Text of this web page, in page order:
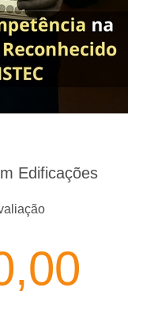
Edificações